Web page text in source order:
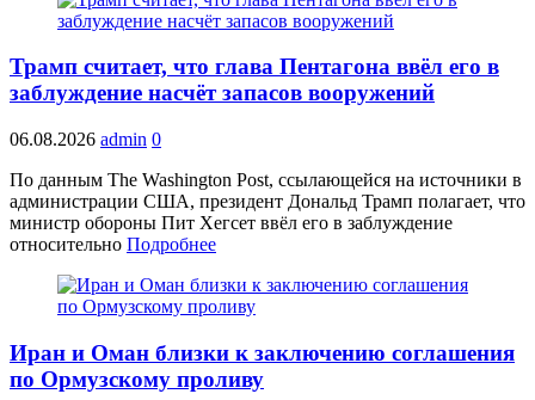
Трамп считает, что глава Пентагона ввёл его в
заблуждение насчёт запасов вооружений
06.08.2026 admin 0
По данным The Washington Post, ссылающейся на источники в
администрации США, президент Дональд Трамп полагает, что
министр обороны Пит Хегсет ввёл его в заблуждение
относительно Подробнее
Иран и Оман близки к заключению соглашения
по Ормузскому проливу